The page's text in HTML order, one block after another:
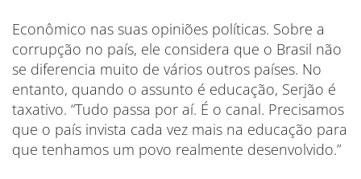
Econômico nas suas opiniões políticas. Sobre a
corrupção no país, ele considera que o Brasil não
se diferencia muito de vários outros países. No
entanto, quando o assunto é educação, Serjão é
taxativo. “Tudo passa por aí. É o canal. Precisamos
que o país invista cada vez mais na educação para
que tenhamos um povo realmente desenvolvido.”